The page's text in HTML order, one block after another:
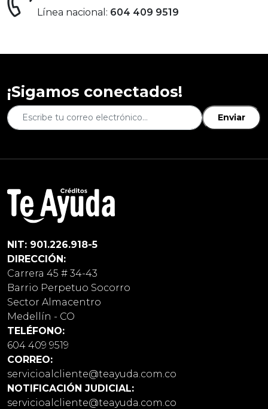
Línea nacional: 604 409 9519
¡Sigamos conectados!
Enviar
NIT: 901.226.918-5
DIRECCIÓN:
Carrera 45 # 34-43
Barrio Perpetuo Socorro
Sector Almacentro
Medellín - CO
TELÉFONO:
604 409 9519
CORREO:
servicioalcliente@teayuda.com.co
NOTIFICACIÓN JUDICIAL:
servicioalcliente@teayuda.com.co